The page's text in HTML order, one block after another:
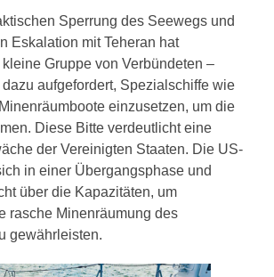
Sperrung des Seewegs und
Eskalation mit Teheran hat
Gruppe von Verbündeten –
aufgefordert, Spezialschiffe wie
einzusetzen, um die
Diese Bitte verdeutlicht eine
der Vereinigten Staaten. Die US-
in einer Übergangsphase und
über die Kapazitäten, um
rasche Minenräumung des
gewährleisten.